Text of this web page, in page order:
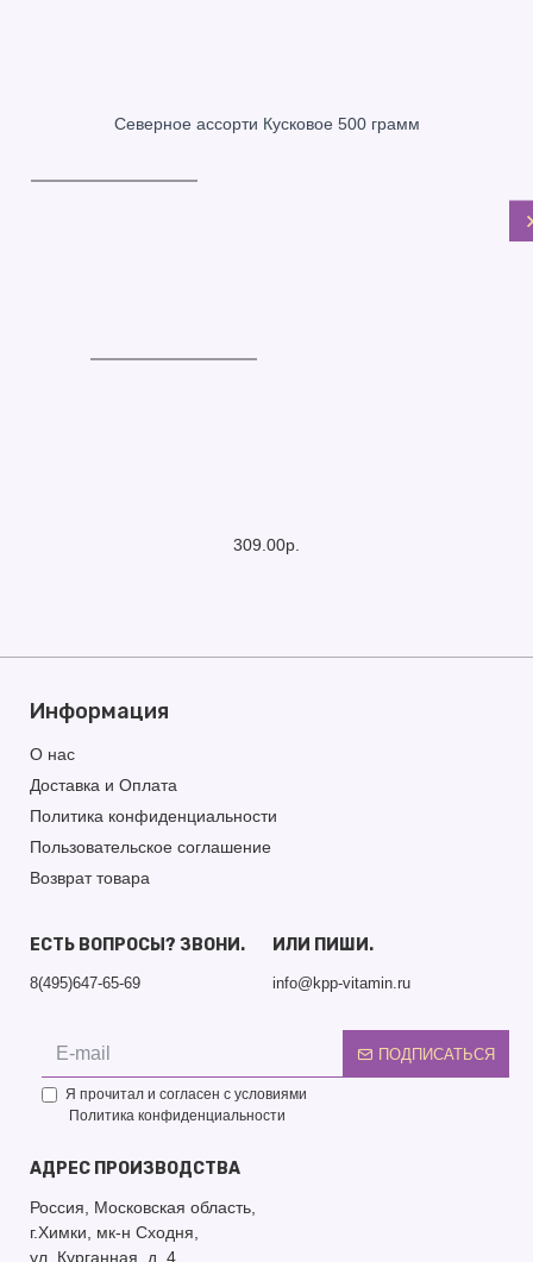
Северное ассорти Кусковое 500 грамм
309.00р.
Информация
О нас
Доставка и Оплата
Политика конфиденциальности
Пользовательское соглашение
Возврат товара
ЕСТЬ ВОПРОСЫ? ЗВОНИ.
8(495)647-65-69
ИЛИ ПИШИ.
info@kpp-vitamin.ru
ПОДПИСАТЬСЯ
Я прочитал и согласен с условиями
Политика конфиденциальности
АДРЕС ПРОИЗВОДСТВА
Россия, Московская область,
г.Химки, мк-н Сходня,
ул. Курганная, д. 4